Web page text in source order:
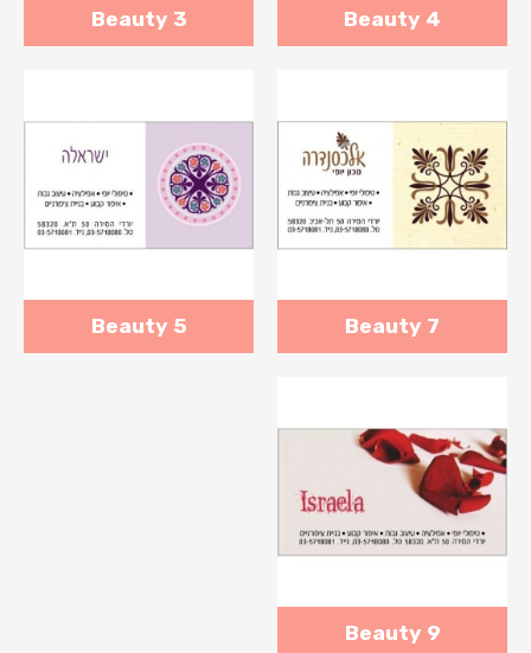
Beauty 4
Beauty 3
Beauty 7
Beauty 5
Beauty 9